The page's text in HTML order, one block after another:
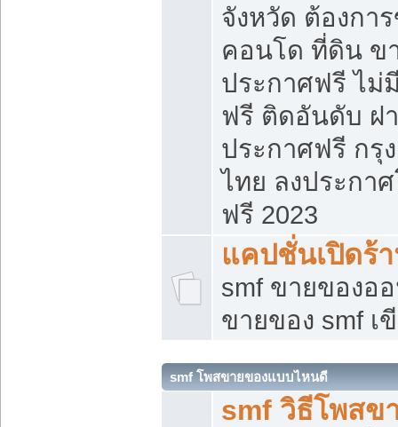
จังหวัด ต้องกา
คอนโด ที่ดิน ข
ประกาศฟรี ไม่
ฟรี ติดอันดับ ฝ
ประกาศฟรี กรุ
ไทย ลงประกา
ฟรี 2023
แคปชั่นเปิดร้
smf ขายของอ
ขายของ smf เ
smf โพสขายของแบบไหนดี
smf วิธีโพสข